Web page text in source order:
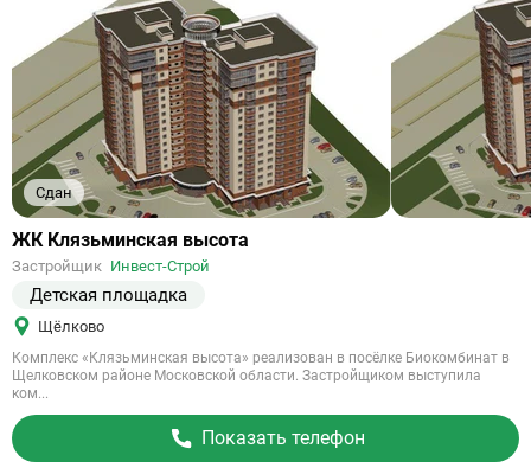
Сдан
Ссылка
объект
ЖК Клязьминская высота
Застройщик Инвест-Строй
Детская площадка
Щёлково
Комплекс «Клязьминская высота» реализован в посёлке Биокомбинат в
Щелковском районе Московской области. Застройщиком выступила
ком...
Показать телефон